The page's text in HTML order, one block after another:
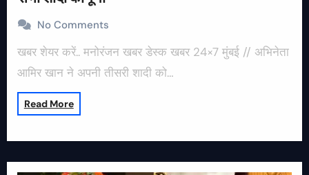
No Comments
खबर शेयर करें.. मनोरंजन खबर डेस्क खबर 24×7 मुंबई // अभिनेता
आमिर खान ने अपनी तीसरी शादी को…
Read More